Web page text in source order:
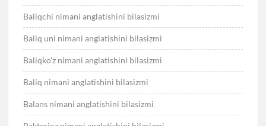
Baliqchi nimani anglatishini bilasizmi
Baliq uni nimani anglatishini bilasizmi
Baliqko’z nimani anglatishini bilasizmi
Baliq nimani anglatishini bilasizmi
Balans nimani anglatishini bilasizmi